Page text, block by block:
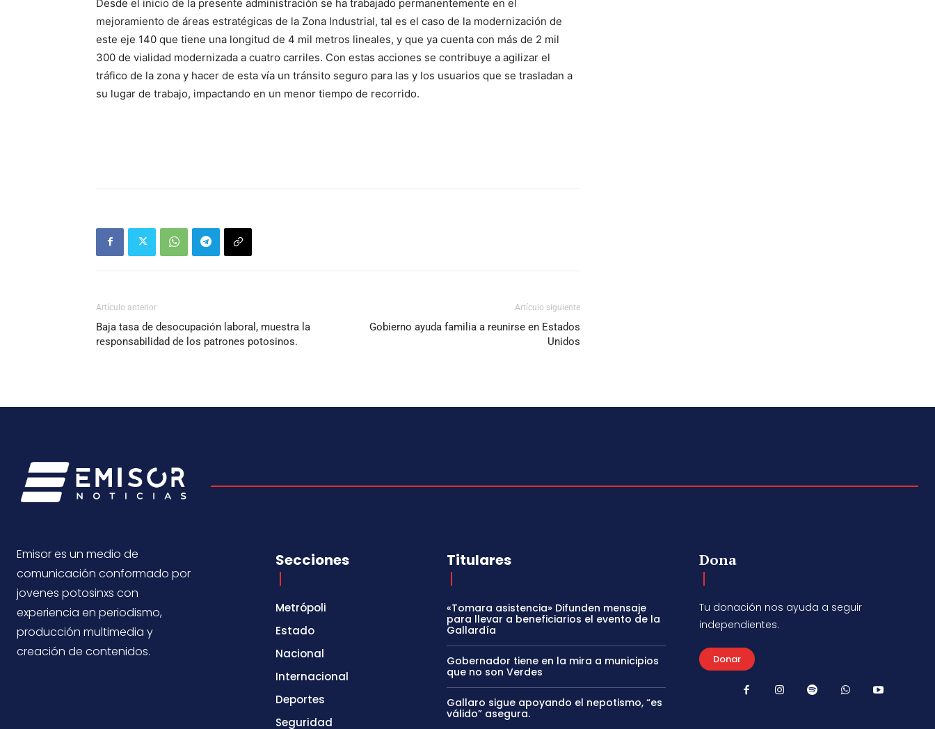
Desde el inicio de la presente administración se ha trabajado permanentemente en el
mejoramiento de áreas estratégicas de la Zona Industrial, tal es el caso de la modernización de
este eje 140 que tiene una longitud de 4 mil metros lineales, y que ya cuenta con más de 2 mil
300 de vialidad modernizada a cuatro carriles. Con estas acciones se contribuye a agilizar el
tráfico de la zona y hacer de esta vía un tránsito seguro para las y los usuarios que se trasladan a
su lugar de trabajo, impactando en un menor tiempo de recorrido.
Artículo anterior
Baja tasa de desocupación laboral, muestra la
responsabilidad de los patrones potosinos.
Artículo siguiente
Gobierno ayuda familia a reunirse en Estados
Unidos
Emisor es un medio de
comunicación conformado por
jovenes potosinxs con
experiencia en periodismo,
producción multimedia y
creación de contenidos.
Secciones
Metrópoli
Estado
Nacional
Internacional
Deportes
Seguridad
Titulares
«Tomara asistencia» Difunden mensaje
para llevar a beneficiarios el evento de la
Gallardía
Gobernador tiene en la mira a municipios
que no son Verdes
Gallaro sigue apoyando el nepotismo, “es
válido” asegura.
Dona
Tu donación nos ayuda a seguir
independientes.
Donar